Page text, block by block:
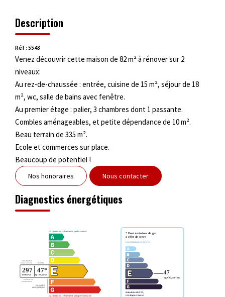
Description
Réf : 5543
Venez découvrir cette maison de 82 m² à rénover sur 2
niveaux:
Au rez-de-chaussée : entrée, cuisine de 15 m², séjour de 18
m², wc, salle de bains avec fenêtre.
Au premier étage : palier, 3 chambres dont 1 passante.
Combles aménageables, et petite dépendance de 10 m².
Beau terrain de 335 m².
Ecole et commerces sur place.
Beaucoup de potentiel !
Nos honoraires Nous contacter
Diagnostics énergétiques